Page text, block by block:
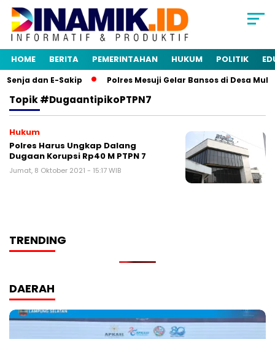
HOME BERITA PEMERINTAHAN HUKUM POLITIK
dan E-Sakip Polres Mesuji Gelar Bansos di Desa
Topik#dugaantipikoPTPN7
Hukum
Polres Harus Ungkap Dalang
Dugaan Korupsi Rp40 M PTPN 7
Jumat, 8 Oktober 2021 - 15:17 WIB
TRENDING
DAERAH